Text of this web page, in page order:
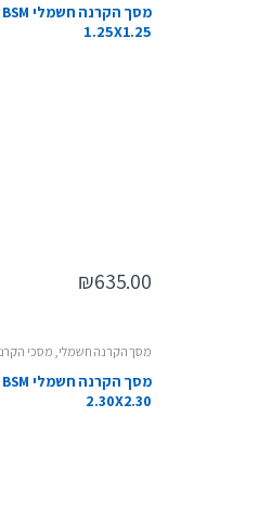
מסך הקרנה חשמלי BSM
1.25X1.25
₪635.00
מסך הקרנה חשמלי מסכי
מסך הקרנה חשמלי BSM
2.30X2.30